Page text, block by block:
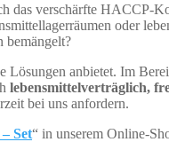
verschärfte HACCP-
oder
bemängelt?
Lösungen anbietet. Im
lebensmittelverträglich,
bei uns anfordern.
Set“ in unserem Online-